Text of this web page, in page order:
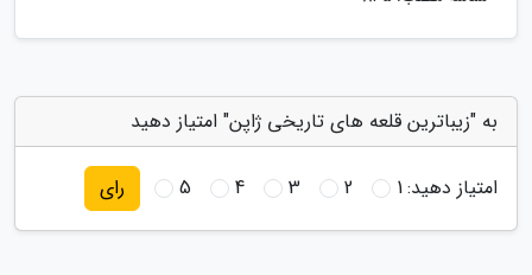
به "زیباترین قلعه های تاریخی ژاپن" امتیاز دهید
امتیاز دهید:1
2
3
4
5 رای